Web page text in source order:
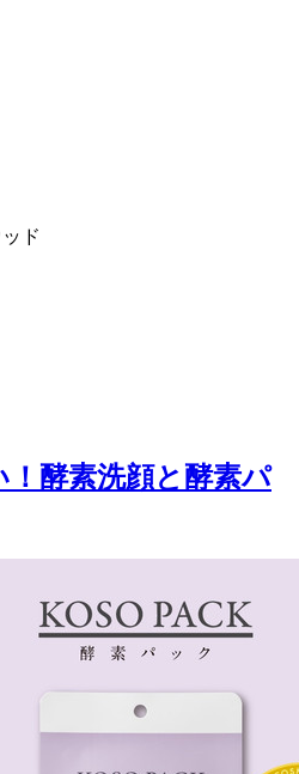
ド
酵素洗顔と酵素パ